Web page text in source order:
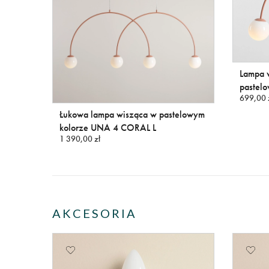
Łukowa lampa wisząca w pastelowym
kolorze UNA 4 CORAL L
1 390,00 zł
Lampa
699,00
AKCESORIA